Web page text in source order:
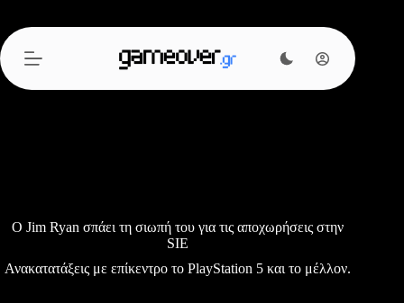
περιεχόμενο
O Jim Ryan σπάει τη σιωπή του για τις αποχωρήσεις στην
SIE
Ανακατατάξεις με επίκεντρο το PlayStation 5 και το μέλλον.